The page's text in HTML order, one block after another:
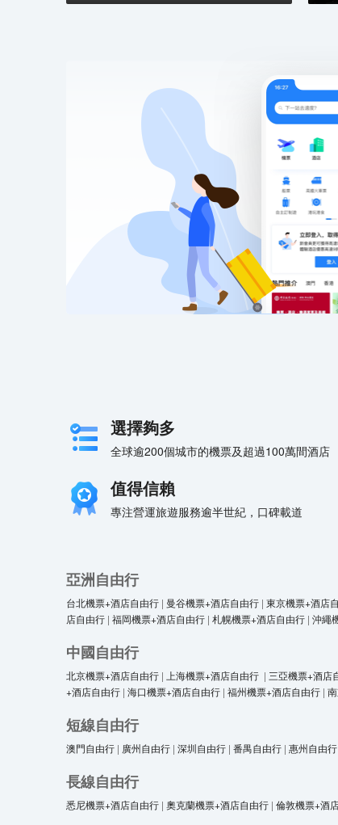
選擇夠多
全球逾200個城市的機票及超過100萬間酒店
值得信賴
專注營運旅遊服務逾半世紀，口碑載道
亞洲自由行
台北機票+酒店自由行 | 曼谷機票+酒店自由行 | 東京機票+酒店
店自由行 | 福岡機票+酒店自由行 | 札幌機票+酒店自由行 | 沖繩
中國自由行
北京機票+酒店自由行 | 上海機票+酒店自由行 | 三亞機票+酒店
+酒店自由行 | 海口機票+酒店自由行 | 福州機票+酒店自由行 |
短線自由行
澳門自由行 | 廣州自由行 | 深圳自由行 | 番禺自由行 | 惠州自由行
長線自由行
悉尼機票+酒店自由行 | 奧克蘭機票+酒店自由行 | 倫敦機票+酒